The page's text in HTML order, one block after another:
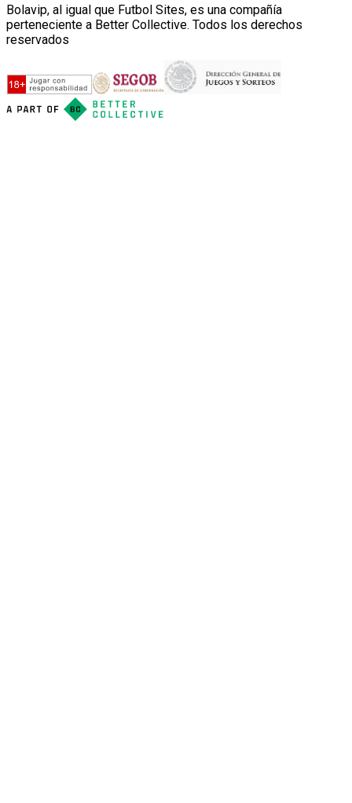
Bolavip, al igual que Futbol Sites, es una compañía
perteneciente a Better Collective. Todos los derechos
reservados